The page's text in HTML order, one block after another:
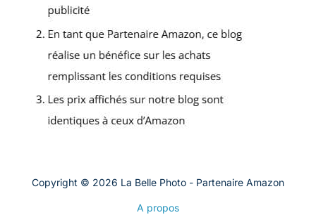
Copyright © 2026 La Belle Photo - Partenaire Amazon
A propos